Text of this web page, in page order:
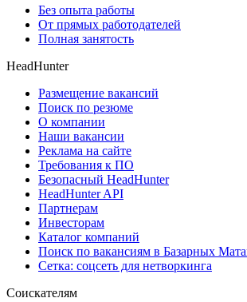
Без опыта работы
От прямых работодателей
Полная занятость
HeadHunter
Размещение вакансий
Поиск по резюме
О компании
Наши вакансии
Реклама на сайте
Требования к ПО
Безопасный HeadHunter
HeadHunter API
Партнерам
Инвесторам
Каталог компаний
Поиск по вакансиям в Базарных
Сетка: соцсеть для нетворкинга
Соискателям